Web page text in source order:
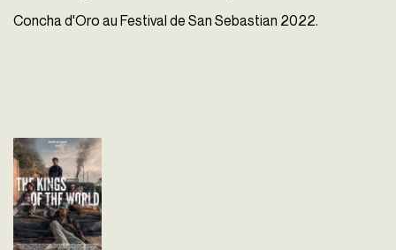
Concha d'Oro au Festival de San Sebastian 2022.
Colombie - 2022
vost - 103'
Rá et ses amis sont cinq
adolescents des rues de
Medellín. Cinq rois dépourvus
de royaume, de famille et de
racines. À la recherche d’une
terre...